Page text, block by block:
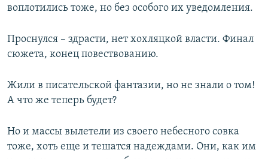
воплотились тоже, но без особого их уведомления.
Проснулся – здрасти, нет хохляцкой власти. Финал
сюжета, конец повествованию.
Жили в писательской фантазии, но не знали о том!
А что же теперь будет?
Но и массы вылетели из своего небесного совка
тоже, хоть еще и тешатся надеждами. Они, как им